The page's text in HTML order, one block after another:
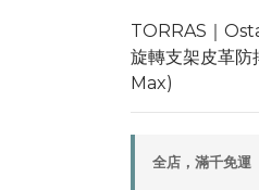
TORRAS｜
旋轉支架皮革
Max)
全店，滿千免運